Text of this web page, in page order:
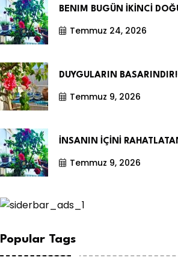
BENIM BUGÜN İKİNCİ
Temmuz 24, 2026
DUYGULARIN BASARINDIR!
Temmuz 9, 2026
İNSANIN İÇİNİ
Temmuz 9, 2026
Popular Tags